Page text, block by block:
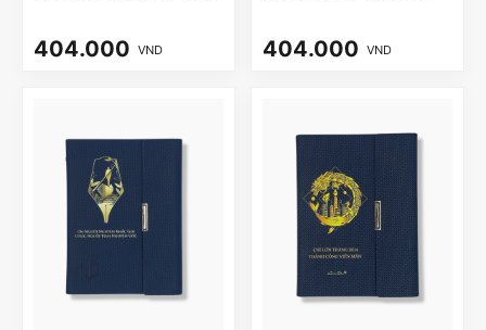
404.000 VND 404.000 VND